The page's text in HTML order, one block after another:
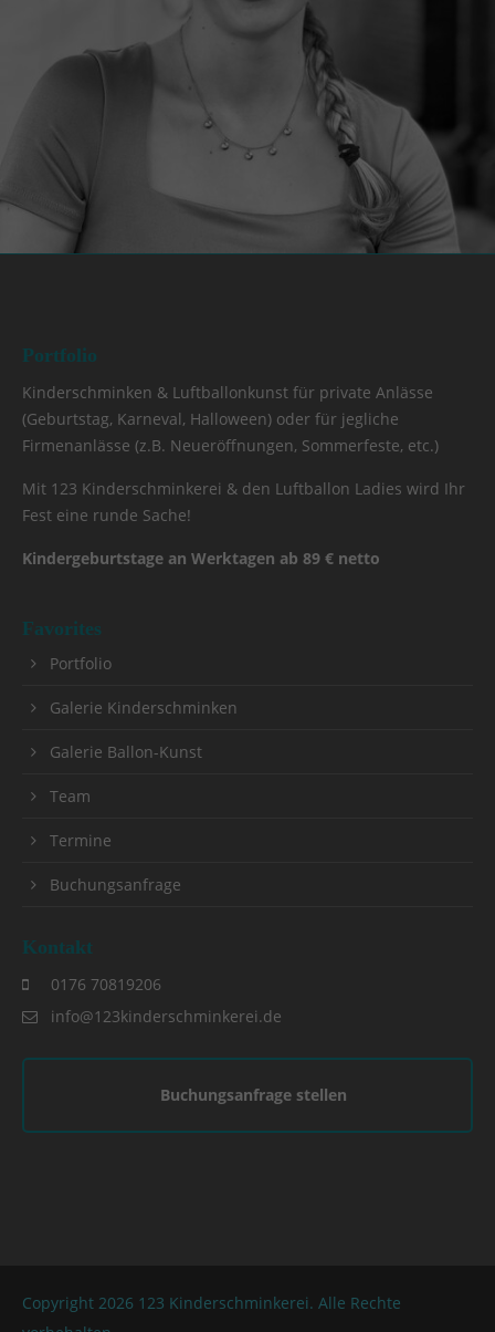
Aenean commodo ligula eget dolor. Aenean massa.
Cum sociis natoque penatibus et magnis dis
parturient montes, nascetur ridiculus mus. Donec
Portfolio
Kinderschminken & Luftballonkunst für private Anlässe
(Geburtstag, Karneval, Halloween) oder für jegliche
Firmenanlässe (z.B. Neueröffnungen, Sommerfeste, etc.)
Mit 123 Kinderschminkerei & den Luftballon Ladies wird Ihr
Fest eine runde Sache!
Kindergeburtstage an Werktagen ab 89 € netto
Favorites
Portfolio
Galerie Kinderschminken
Galerie Ballon-Kunst
Team
Termine
Buchungsanfrage
Kontakt
0176 70819206
info@123kinderschminkerei.de
Buchungsanfrage stellen
Copyright 2026 123 Kinderschminkerei. Alle Rechte